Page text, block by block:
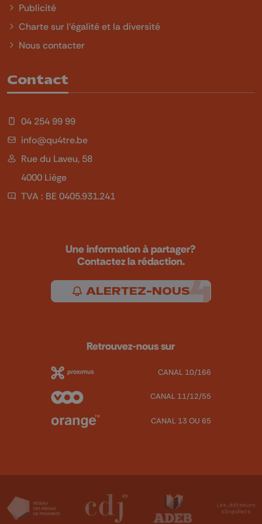
Publicité
Charte sur l'égalité et la diversité
Nous contacter
Contact
04 254 99 99
info@qu4tre.be
Rue du Laveu, 58
4000 Liège
TVA : BE 0405.931.241
Une information à partager?
Contactez la rédaction.
ALERTEZ-NOUS
Retrouvez-nous sur
CANAL 10/166
CANAL 11/12/55
CANAL 13 OU 65